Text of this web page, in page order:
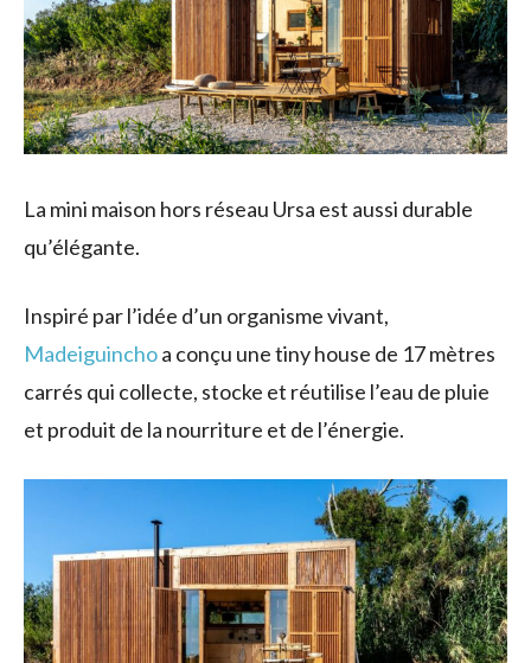
La mini maison hors réseau Ursa est aussi durable
qu’élégante.
Inspiré par l’idée d’un organisme vivant,
Madeiguinchoa conçu une tiny house de 17 mètres
carrés qui collecte, stocke et réutilise l’eau de pluie
et produit de la nourriture et de l’énergie.